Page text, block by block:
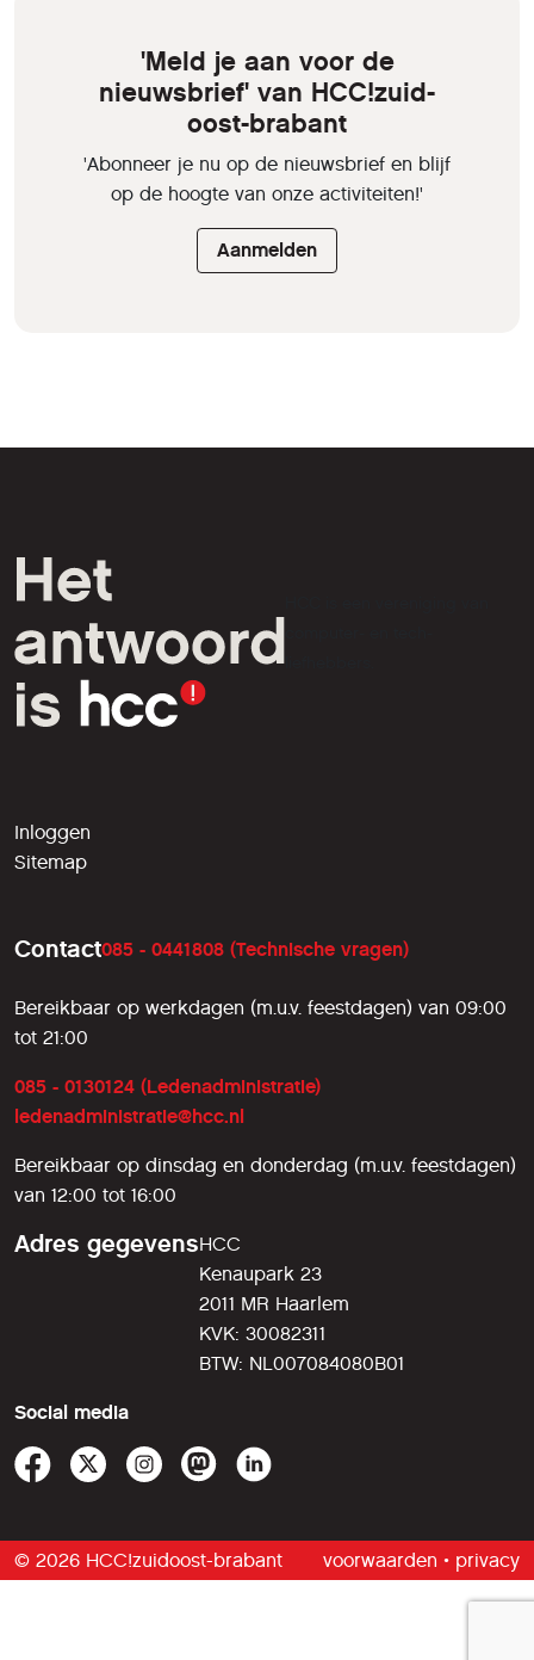
'Meld je aan voor de
nieuwsbrief' van HCC!zuid-
oost-brabant
'Abonneer je nu op de nieuwsbrief en blijf
op de hoogte van onze activiteiten!'
Aanmelden
liefhebbers.
Inloggen
Sitemap
Contact085 - 0441808 (Technische vragen)
Bereikbaar op werkdagen (m.u.v. feestdagen) van 09:00
tot 21:00
085 - 0130124 (Ledenadministratie)
ledenadministratie@hcc.nl
Bereikbaar op dinsdag en donderdag (m.u.v. feestdagen)
van 12:00 tot 16:00
Adres gegevensHCC
Kenaupark 23
2011 MR Haarlem
KVK: 30082311
BTW: NL007084080B01
Social media
© 2026 HCC!zuidoost-brabant voorwaarden • privacy